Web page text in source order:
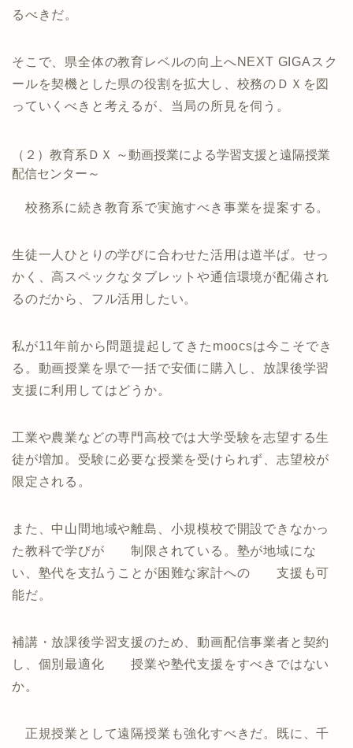
るべきだ。
そこで、県全体の教育レベルの向上へNEXT GIGAスク
ールを契機とした県の役割を拡大し、校務のＤＸを図
っていくべきと考えるが、当局の所見を伺う。
（２）教育系ＤＸ ～動画授業による学習支援と遠隔授業
配信センター～
校務系に続き教育系で実施すべき事業を提案する。
生徒一人ひとりの学びに合わせた活用は道半ば。せっ
かく、高スペックなタブレットや通信環境が配備され
るのだから、フル活用したい。
私が11年前から問題提起してきたmoocsは今こそでき
る。動画授業を県で一括で安価に購入し、放課後学習
支援に利用してはどうか。
工業や農業などの専門高校では大学受験を志望する生
徒が増加。受験に必要な授業を受けられず、志望校が
限定される。
また、中山間地域や離島、小規模校で開設できなかっ
た教科で学びが 制限されている。塾が地域にな
い、塾代を支払うことが困難な家計への 支援も可
能だ。
補講・放課後学習支援のため、動画配信事業者と契約
し、個別最適化 授業や塾代支援をすべきではない
か。
正規授業として遠隔授業も強化すべきだ。既に、千